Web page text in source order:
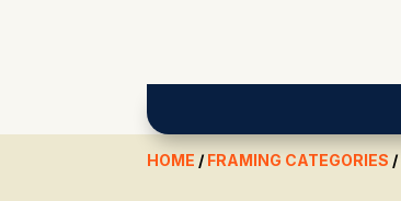
HOME /FRAMING CATEGORIES /